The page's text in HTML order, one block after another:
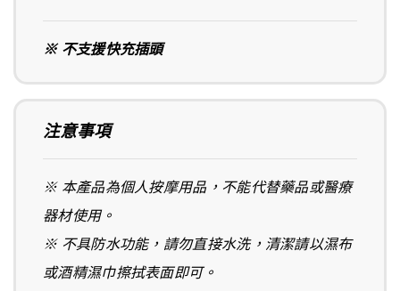
※ 不支援快充插頭
注意事項
※ 本產品為個人按摩用品，不能代替藥品或醫療
器材使用。
※ 不具防水功能，請勿直接水洗，清潔請以濕布
或酒精濕巾擦拭表面即可。